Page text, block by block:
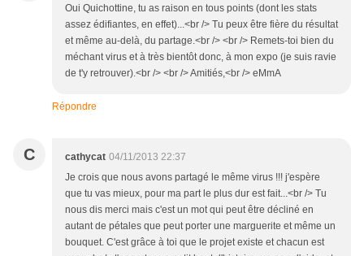
Oui Quichottine, tu as raison en tous points (dont les stats
assez édifiantes, en effet)...<br /> Tu peux être fière du résultat
et même au-delà, du partage.<br /> <br /> Remets-toi bien du
méchant virus et à très bientôt donc, à mon expo (je suis ravie
de t'y retrouver).<br /> <br /> Amitiés,<br /> eMmA
Répondre
C cathycat 04/11/2013 22:37
Je crois que nous avons partagé le même virus !!! j'espère
que tu vas mieux, pour ma part le plus dur est fait...<br /> Tu
nous dis merci mais c'est un mot qui peut être décliné en
autant de pétales que peut porter une marguerite et même un
bouquet. C'est grâce à toi que le projet existe et chacun est